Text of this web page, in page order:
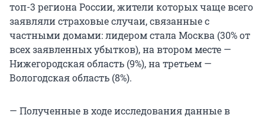
топ-3 региона России, жители которых чаще всего
заявляли страховые случаи, связанные с
частными домами: лидером стала Москва (30% от
всех заявленных убытков), на втором месте —
Нижегородская область (9%), на третьем —
Вологодская область (8%).
— Полученные в ходе исследования данные в